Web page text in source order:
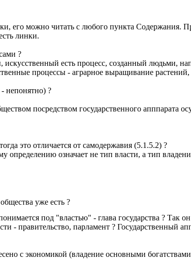
его можно читать с любого пункта Содержания.
линки.
?
искусственный есть процесс, созданный людьми,
процессы - аграрное выращивание
непонятно) ?
посредством государственного апппарата
это отличается от самодержавия (5.1.5.2) ?
означает не тип власти, а тип
уже есть ?
под "властью" - глава государства ? Так
- правительство, парламент ? Государственный
с экономикой (владение основными